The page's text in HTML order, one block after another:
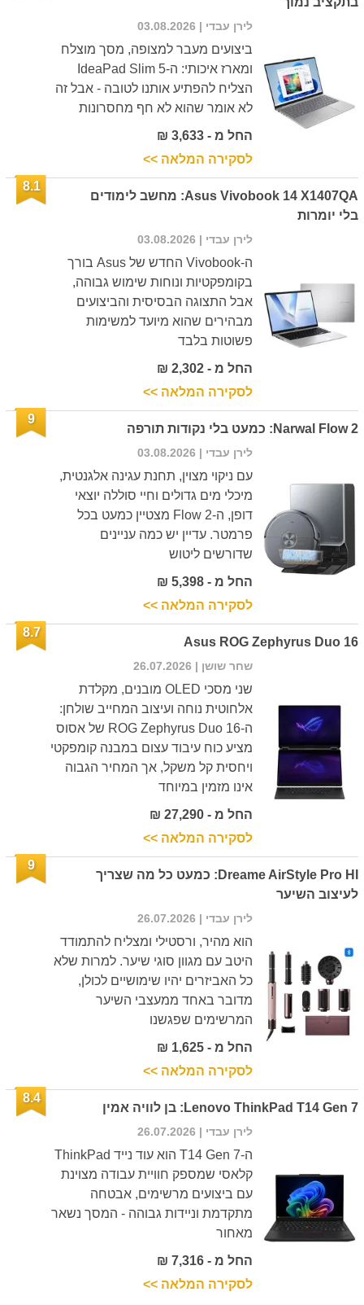
לירן עבדי | 03.08.2026
ביצועים מעבר למצופה, מסך מוצלח
ומארז איכותי: ה-IdeaPad Slim 5
הצליח להפתיע אותנו לטובה - אבל זה
לא אומר שהוא לא חף מחסרונות
החל מ - 3,633 ₪
לסקירה המלאה >>
Asus Vivobook 14 X1407QA: מחשב לימודים
בלי יומרות
8.1
לירן עבדי | 03.08.2026
ה-Vivobook החדש של Asus בורך
בקומפקטיות ונוחות שימוש גבוהה,
אבל התצוגה הבסיסית והביצועים
מבהירים שהוא מיועד למשימות
פשוטות בלבד
החל מ - 2,302 ₪
לסקירה המלאה >>
Narwal Flow 2: כמעט בלי נקודות תורפה
9
לירן עבדי | 03.08.2026
עם ניקוי מצוין, תחנת עגינה אלגנטית,
מיכלי מים גדולים וחיי סוללה יוצאי
דופן, ה-Flow 2 מצטיין כמעט בכל
פרמטר. עדיין יש כמה עניינים
שדורשים ליטוש
החל מ - 5,398 ₪
לסקירה המלאה >>
Asus ROG Zephyrus Duo 16
8.7
שחר שושן | 26.07.2026
שני מסכי OLED מובנים, מקלדת
אלחוטית נוחה ועיצוב המחייב שולחן:
ה-ROG Zephyrus Duo 16 של אסוס
מציע כוח עיבוד עצום במבנה קומפקטי
ויחסית קל משקל, אך המחיר הגבוה
אינו מזמין במיוחד
החל מ - 27,290 ₪
לסקירה המלאה >>
Dreame AirStyle Pro HI: כמעט כל מה שצריך
לעיצוב השיער
9
לירן עבדי | 26.07.2026
הוא מהיר, ורסטילי ומצליח להתמודד
היטב עם מגוון סוגי שיער. למרות שלא
כל האביזרים יהיו שימושיים לכולן,
מדובר באחד ממעצבי השיער
המרשימים שפגשנו
החל מ - 1,625 ₪
לסקירה המלאה >>
Lenovo ThinkPad T14 Gen 7: בן לוויה אמין
8.4
לירן עבדי | 26.07.2026
ה-T14 Gen 7 הוא עוד נייד ThinkPad
קלאסי שמספק חוויית עבודה מצוינת
עם ביצועים מרשימים, אבטחה
מתקדמת וניידות גבוהה - המסך נשאר
מאחור
החל מ - 7,316 ₪
לסקירה המלאה >>